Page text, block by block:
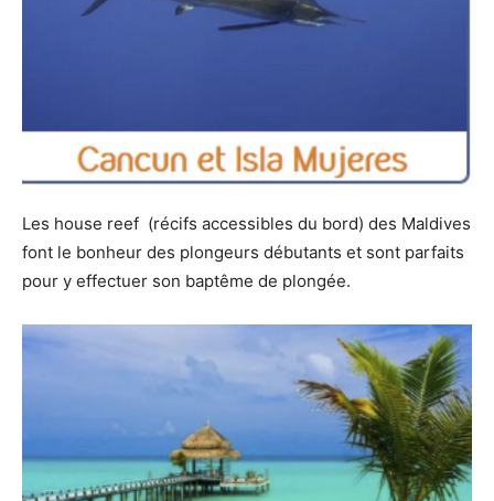
Les house reef (récifs accessibles du bord) des Maldives
font le bonheur des plongeurs débutants et sont parfaits
pour y effectuer son baptême de plongée.